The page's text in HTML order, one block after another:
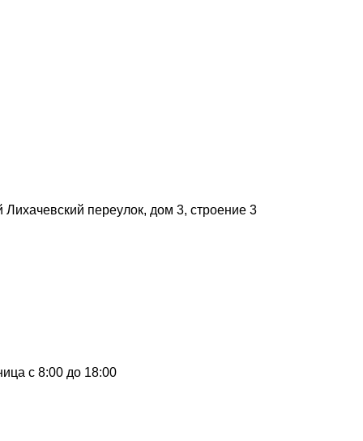
переулок, дом 3, строение 3
с 8:00 до 18:00